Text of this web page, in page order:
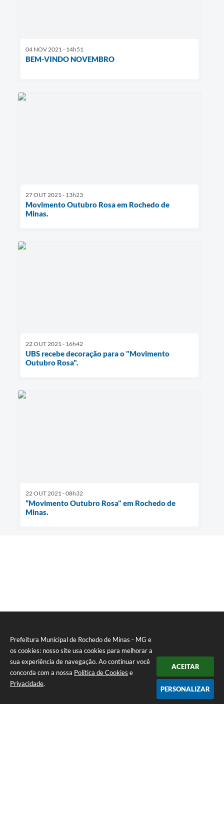
Prefeitura Municipal de Rochedo de Minas - MG e
os cookies: nosso site usa cookies para melhorar a
sua experiência de navegação. Ao continuar você
concorda com a nossa Política de Cookies e
Privacidade.
ACEITAR
PERSONALIZAR
04 NOV 2021 - 14h51
BEM-VINDO NOVEMBRO
27 OUT 2021 - 13h23
Movimento Outubro Rosa em Rochedo de
Minas.
22 OUT 2021 - 16h42
UBS recebe decoração para o "Movimento
Outubro Rosa".
22 OUT 2021 - 08h32
“Movimento Outubro Rosa" em Rochedo de
Minas.